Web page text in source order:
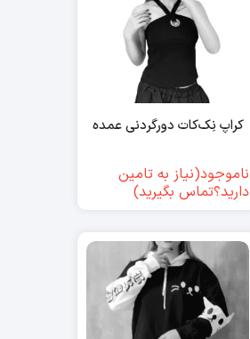
کراپ نِک‌کات دورگردنی عمده
ناموجود(نیاز به تامین
دارید؟تماس بگیرید)